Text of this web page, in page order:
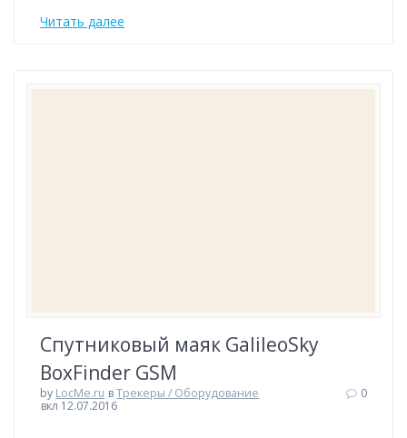
Читать далее
Спутниковый маяк GalileoSky
BoxFinder GSM
by LocMe.ru вТрекеры / Оборудование
вкл 12.07.2016
0